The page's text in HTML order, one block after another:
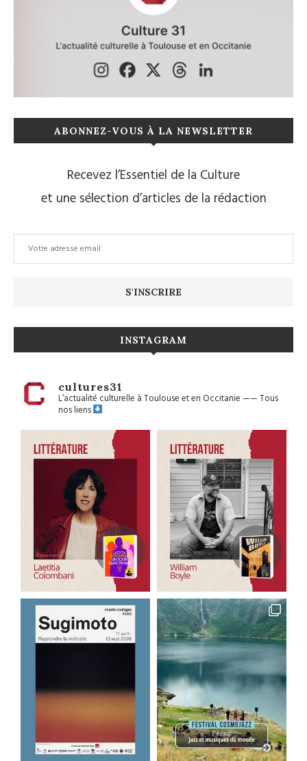
ABONNEZ-VOUS À LA NEWSLETTER
Recevez l’Essentiel de la Culture
et une sélection d’articles de la rédaction
INSTAGRAM
cultures31
L’actualité culturelle à Toulouse et en Occitanie——Tous
nos liens